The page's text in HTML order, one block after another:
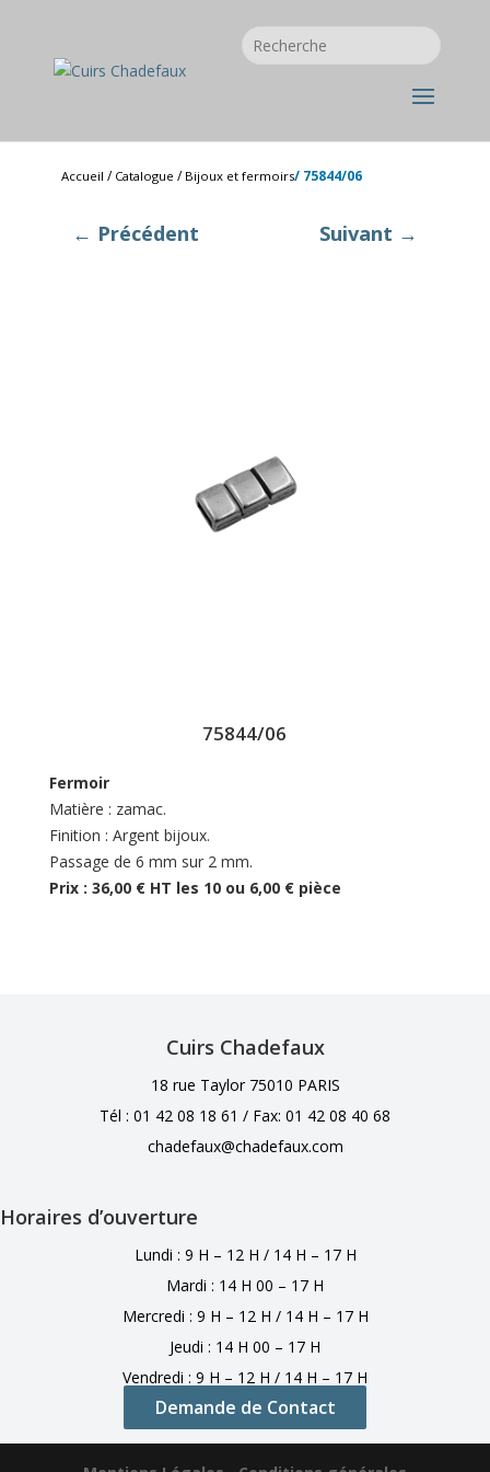
Accueil / Catalogue / Bijoux et fermoirs/ 75844/06
← Précédent Suivant →
75844/06
Fermoir
Matière : zamac.
Finition : Argent bijoux.
Passage de 6 mm sur 2 mm.
Prix : 36,00 € HT les 10 ou 6,00 € pièce
Cuirs Chadefaux
18 rue Taylor 75010 PARIS
Tél : 01 42 08 18 61 / Fax: 01 42 08 40 68
chadefaux@chadefaux.com
Horaires d’ouverture
Lundi : 9 H – 12 H / 14 H – 17 H
Mardi : 14 H 00 – 17 H
Mercredi : 9 H – 12 H / 14 H – 17 H
Jeudi : 14 H 00 – 17 H
Vendredi : 9 H – 12 H / 14 H – 17 H
Demande de Contact